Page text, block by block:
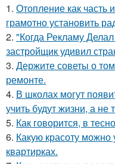
1. Отопление как часть
грамотно установить
2. "Когда Рекламу
застройщик удивил
3. Держите советы о
ремонте.
4. В школах могут
учить будут жизни, а
5. Как говорится, в
6. Какую красоту можно
квартирках.